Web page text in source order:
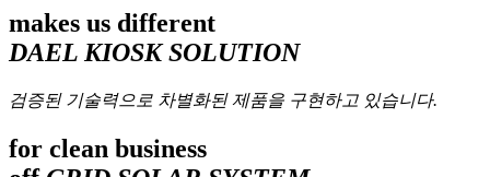
makes us different
DAEL KIOSK SOLUTION
검증된 기술력으로 차별화된 제품을 구현하고 있습니다.
for clean business